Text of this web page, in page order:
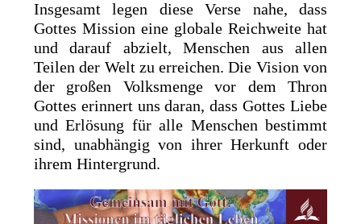
Insgesamt legen diese Verse nahe, dass
Gottes Mission eine globale Reichweite hat
und darauf abzielt, Menschen aus allen
Teilen der Welt zu erreichen. Die Vision von
der großen Volksmenge vor dem Thron
Gottes erinnert uns daran, dass Gottes Liebe
und Erlösung für alle Menschen bestimmt
sind, unabhängig von ihrer Herkunft oder
ihrem Hintergrund.